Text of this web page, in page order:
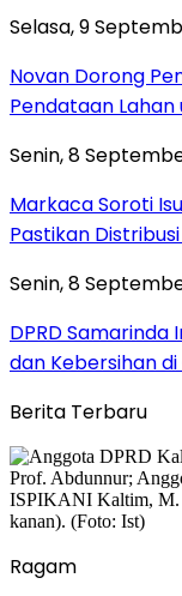
Selasa, 9
Novan Dorong
Pendataan Lahan
Senin, 8
Markaca Soroti
Pastikan
Senin, 8
DPRD
dan Kebersihan
Berita Terbaru
Ragam